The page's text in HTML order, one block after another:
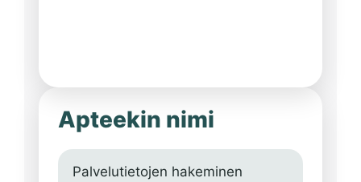
Apteekin nimi
Palvelutietojen hakeminen